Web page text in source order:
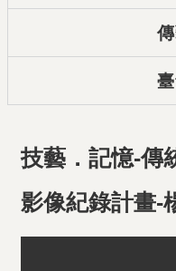
技藝．記憶-傳
影像紀錄計畫-